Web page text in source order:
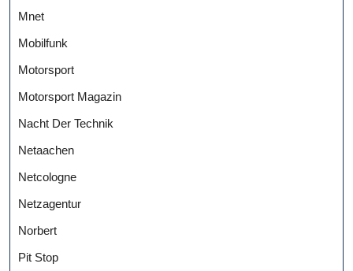
Mnet
Mobilfunk
Motorsport
Motorsport Magazin
Nacht Der Technik
Netaachen
Netcologne
Netzagentur
Norbert
Pit Stop